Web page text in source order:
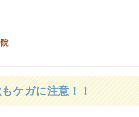
ケガに注意！！